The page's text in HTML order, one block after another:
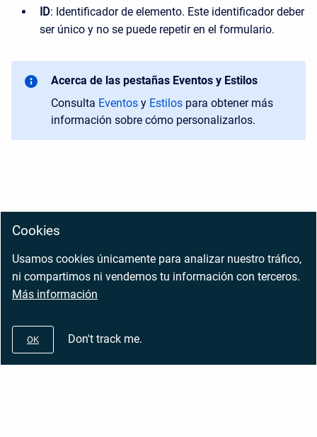
ID: Identificador de elemento. Este identificador deber
ser único y no se puede repetir en el formulario.
Acerca de las pestañas Eventos y Estilos
Consulta Eventos y Estilos para obtener más
información sobre cómo personalizarlos.
Cookies
Usamos cookies únicamente para analizar nuestro tráfico,
ni compartimos ni vendemos tu información con terceros.
Más información
OK Don't track me.